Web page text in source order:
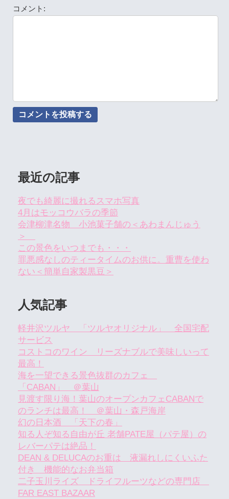
コメント:
最近の記事
夜でも綺麗に撮れるスマホ写真
4月はモッコウバラの季節
会津柳津名物 小池菓子舗の＜あわまんじゅう
＞
この景色をいつまでも・・・
罪悪感なしのティータイムのお供に。重曹を使わ
ない＜簡単自家製黒豆＞
人気記事
軽井沢ツルヤ 「ツルヤオリジナル」 全国宅配
サービス
コストコのワイン リーズナブルで美味しいって
最高！
海を一望できる景色抜群のカフェ
「CABAN」 ＠葉山
見渡す限り海！葉山のオープンカフェCABANで
のランチは最高！ ＠葉山・森戸海岸
幻の日本酒 「天下の春」
知る人ぞ知る自由が丘 老舗PATE屋（パテ屋）の
レバーパテは絶品！
DEAN & DELUCAのお重は 液漏れしにくいふた
付き 機能的なお弁当箱
二子玉川ライズ ドライフルーツなどの専門店
FAR EAST BAZAAR